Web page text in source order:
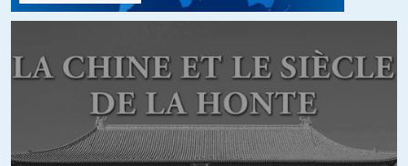
Je ne comprends pas la comparaison avec l’URSS et Gorbatchev.
Hélas, les USA ne sont pas au bout du rouleau. Loin de là. Bien sur
que ça nous concerne puisque nous sommes inféodés à leur
empire. Mais comme si le changement de président allait y
changer quelque chose….